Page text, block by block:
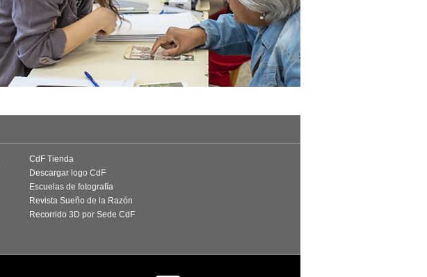
CdF Tienda
Descargar logo CdF
Escuelas de fotografía
Revista Sueño de la Razón
Recorrido 3D por Sede CdF